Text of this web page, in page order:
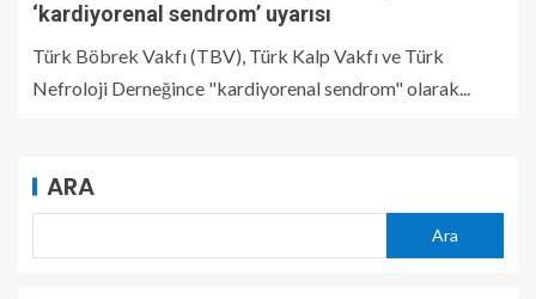
‘kardiyorenal sendrom’ uyarısı
Türk Böbrek Vakfı (TBV), Türk Kalp Vakfı ve Türk
Nefroloji Derneğince "kardiyorenal sendrom" olarak...
ARA
Ara